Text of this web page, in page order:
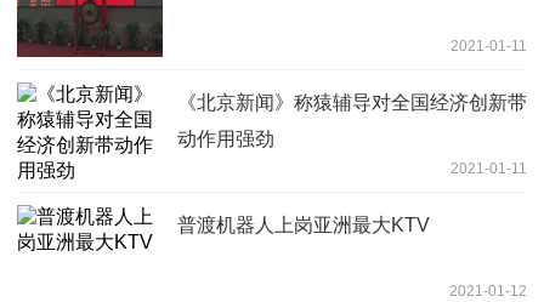
2021-01-11
《北京新闻》称猿辅导对全国经济创新带
动作用强劲
2021-01-11
普渡机器人上岗亚洲最大KTV
2021-01-12